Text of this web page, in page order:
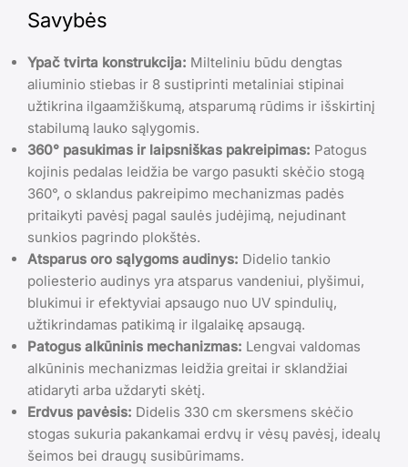
Savybės
Ypač tvirta konstrukcija: Milteliniu būdu dengtas
aliuminio stiebas ir 8 sustiprinti metaliniai stipinai
užtikrina ilgaamžiškumą, atsparumą rūdims ir išskirtinį
stabilumą lauko sąlygomis.
360° pasukimas ir laipsniškas pakreipimas: Patogus
kojinis pedalas leidžia be vargo pasukti skėčio stogą
360°, o sklandus pakreipimo mechanizmas padės
pritaikyti pavėsį pagal saulės judėjimą, nejudinant
sunkios pagrindo plokštės.
Atsparus oro sąlygoms audinys: Didelio tankio
poliesterio audinys yra atsparus vandeniui, plyšimui,
blukimui ir efektyviai apsaugo nuo UV spindulių,
užtikrindamas patikimą ir ilgalaikę apsaugą.
Patogus alkūninis mechanizmas: Lengvai valdomas
alkūninis mechanizmas leidžia greitai ir sklandžiai
atidaryti arba uždaryti skėtį.
Erdvus pavėsis: Didelis 330 cm skersmens skėčio
stogas sukuria pakankamai erdvų ir vėsų pavėsį, idealų
šeimos bei draugų susibūrimams.